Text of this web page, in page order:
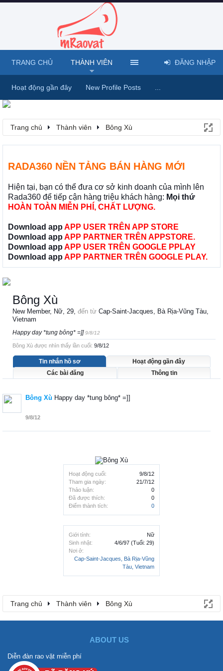
Trang chủ Thành viên Bông Xù
RADA360 NỀN TẢNG BÁN HÀNG MỚI
Hiện tại, bạn có thể đưa cơ sở kinh doanh của mình lên
Rada360 để tiếp cận hàng triệu khách hàng: Mọi thứ
HOÀN TOÀN MIỄN PHÍ, CHẤT LƯỢNG.
Download app APP USER TRÊN APP STORE
Download app APP PARTNER TRÊN APPSTORE.
Download app APP USER TRÊN GOOGLE PPLAY
Download app APP PARTNER TRÊN GOOGLE PLAY.
Hoạt động cuối:
9/8/12
Tham gia ngày:
21/7/12
Thảo luận:
0
Đã được thích:
0
Điểm thành tích:
0
Giới tính:
Nữ
Sinh nhật:
4/6/97 (Tuổi: 29)
Nơi ở:
Cap-Saint-Jacques, Bà Rịa-Vũng
Tàu, Vietnam
Bông Xù
New Member, Nữ, 29, đến từ Cap-Saint-Jacques, Bà Rịa-Vũng Tàu,
Vietnam
Happy day *tung bông* =]]9/8/12
Bông Xù được nhìn thấy lần cuối: 9/8/12
Tin nhắn hồ sơ
Hoạt động gần đây
Các bài đăng
Thông tin
Bông Xù Happy day *tung bông* =]]
9/8/12
Trang chủ Thành viên Bông Xù
TRANG CHỦ THÀNH VIÊN
Hoạt động gần đây New Profile Posts
ĐĂNG NHẬP
ABOUT US
Diễn đàn rao vặt miễn phí